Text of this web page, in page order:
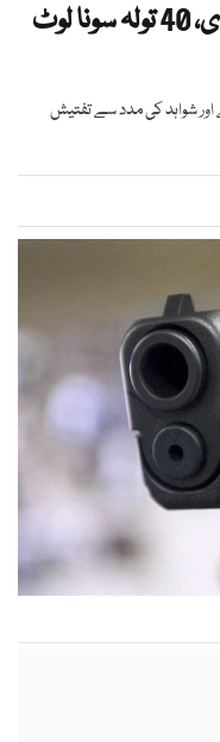
لاہور؛ گھر میں ڈکیتی، ڈاکو نقدی، 40 تولہ سونا لوٹ
اور شواہد کی مدد سے تفتیش